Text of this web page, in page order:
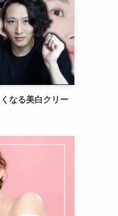
なる美白クリー